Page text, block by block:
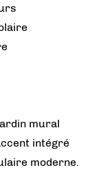
mural
intégré
moderne.